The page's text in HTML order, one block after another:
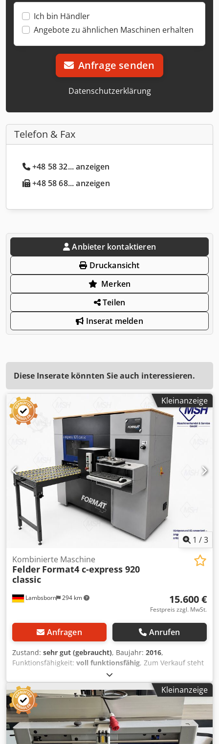
Ich bin Händler
Angebote zu ähnlichen Maschinen erhalten
Anfrage senden
Datenschutzerklärung
Telefon & Fax
+48 58 32... anzeigen
+48 58 68... anzeigen
Anbieter kontaktieren
Druckansicht
Merken
Teilen
Inserat melden
Diese Inserate könnten Sie auch interessieren.
Kleinanzeige
1 /3
Lambsborn 294 km
Kombinierte Maschine
Felder Format4 c-express 920
classic
15.600 €
Festpreis zzgl. MwSt.
Anfragen Anrufen
Zustand: sehr gut (gebraucht), Baujahr: 2016,
Funktionsfähigkeit: voll funktionsfähig, Zum Verkauf steht
ein Format4 c-express 920 classic CNC-Bohr- und
Dübelbearbeitungszentrum aus dem Hause Felder. Die
Maschine eignet sich hervorragend für die rationelle
Bearbeitung von Korpus- und Möbelelementen. Sie
ermöglicht präzise Bohr-, Fräs- und Dübelbearbeitungen
und ist insbesondere für Schreinereien, Tischlereien und
den Möbelbau ausgelegt. Durch die kompakte Bauweise
Kleinanzeige